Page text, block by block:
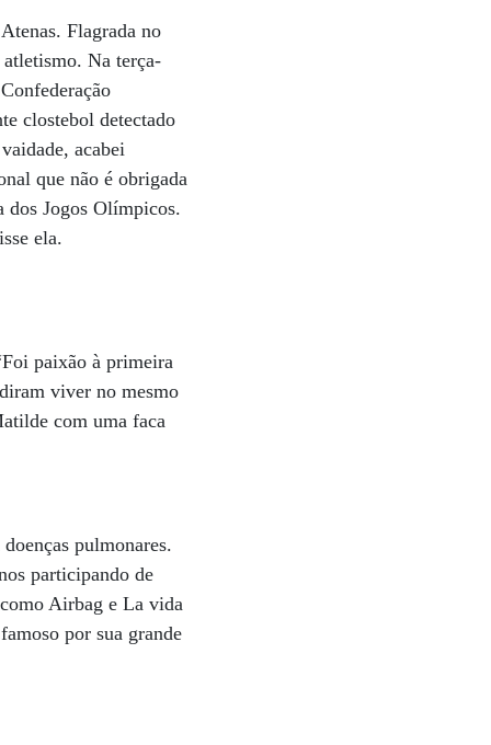
Flagrada no
Na terça-
clostebol detectado
acabei
que não é obrigada
dos Jogos Olímpicos.
ela.
paixão à primeira
viver no mesmo
com uma faca
pulmonares.
participando de
Airbag e La vida
por sua grande